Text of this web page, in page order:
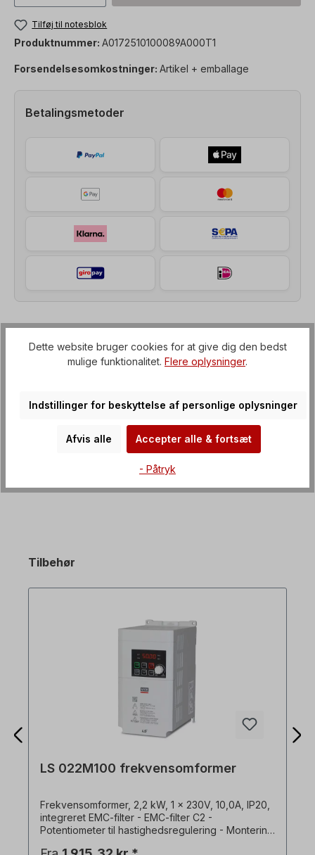
Tilføj til notesblok
Produktnummer: A0172510100089A000T1
Forsendelsesomkostninger: Artikel + emballage
Betalingsmetoder
Beskrivelse af
Tandhjulsgearmotor (gearkasse med IEC-flange til
265/460 V-60 Hz (± 5 % i henhol…
Mere om det
Tilbehør
LS 022M100 frekvensomformer
Frekvensomformer, 2,2 kW, 1 x 230V, 10,0A, IP20,
integreret EMC-filter - EMC-filter C2 -
Potentiometer til hastighedsregulering - Montering
Dette website bruger cookies for at give dig den bedst
mulige funktionalitet. Flere oplysninger.
Indstillinger for beskyttelse af personlige oplysninger
Afvis alle Accepter alle & fortsæt
- Påtryk